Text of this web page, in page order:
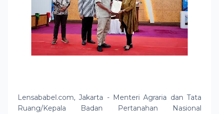
Lensababel.com, Jakarta - Menteri Agraria dan Tata
Ruang/Kepala Badan Pertanahan Nasional